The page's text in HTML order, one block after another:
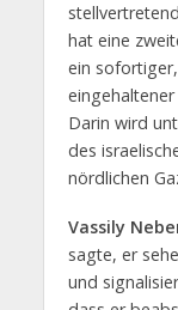
hat eine
ein
Darin wird
des
nördlichen
Vassily
sagte, er
und